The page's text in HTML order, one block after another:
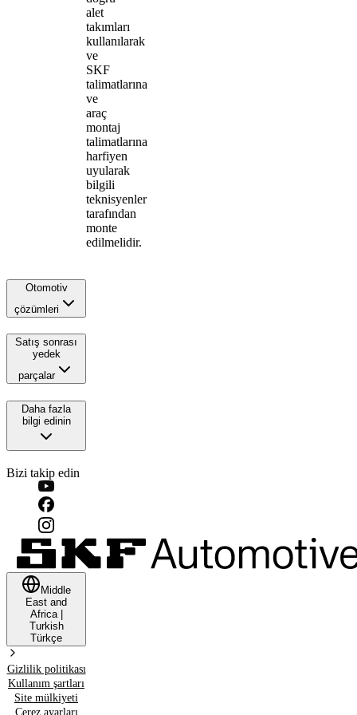
alet
takımları
kullanılarak
ve
SKF
talimatlarına
ve
araç
montaj
talimatlarına
harfiyen
uyularak
bilgili
teknisyenler
tarafından
monte
edilmelidir.
Otomotiv
çözümleri
Satış sonrası
yedek
parçalar
Daha fazla
bilgi edinin
Bizi takip edin
Middle
East and
Africa|
Turkish
Türkçe
Gizlilik politikası
Kullanım şartları
Site mülkiyeti
Çerez ayarları